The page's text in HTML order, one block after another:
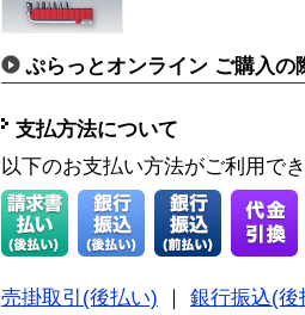
ぷらっとオンライン ご購入の
支払方法について
以下のお支払い方法がご利用で
売掛取引(後払い) 銀行振込(後